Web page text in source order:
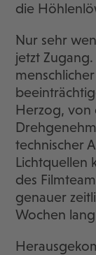
die
Nur sehr
jetzt
Herzog, von
technischer
Lichtquellen
des
genauer
Wochen